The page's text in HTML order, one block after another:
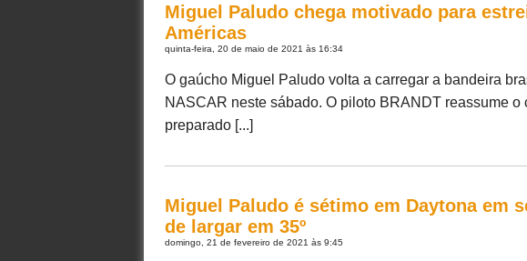
Miguel Paludo chega motivado para
Américas
quinta-feira, 20 de maio de 2021 às 16:34
O gaúcho Miguel Paludo volta a carregar a bandeira
NASCAR neste sábado. O piloto BRANDT reassume
preparado [...]
Miguel Paludo é sétimo em Daytona em
de largar em 35º
domingo, 21 de fevereiro de 2021 às 9:45